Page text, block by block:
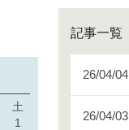
記事一覧
26/04/04
26/04/03
土
1